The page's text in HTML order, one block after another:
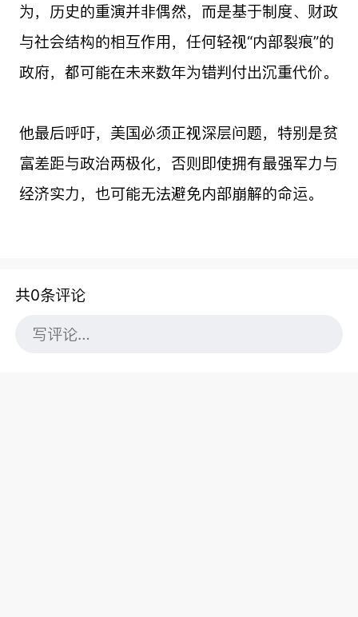
为，历史的重演并非偶然，而是基于制度、财政
与社会结构的相互作用，任何轻视“内部裂痕”的
政府，都可能在未来数年为错判付出沉重代价。
他最后呼吁，美国必须正视深层问题，特别是贫
富差距与政治两极化，否则即使拥有最强军力与
经济实力，也可能无法避免内部崩解的命运。
共0条评论